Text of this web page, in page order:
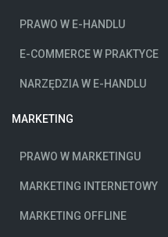
PRAWO W E-HANDLU
E-COMMERCE W PRAKTYCE
NARZĘDZIA W E-HANDLU
MARKETING
PRAWO W MARKETINGU
MARKETING INTERNETOWY
MARKETING OFFLINE